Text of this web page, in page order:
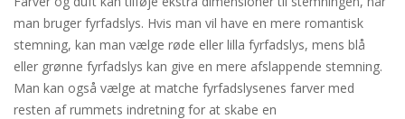
man bruger fyrfadslys. Hvis man vil have en mere romantisk
stemning, kan man vælge røde eller lilla fyrfadslys, mens blå
eller grønne fyrfadslys kan give en mere afslappende stemning.
Man kan også vælge at matche fyrfadslysenes farver med
resten af rummets indretning for at skabe en